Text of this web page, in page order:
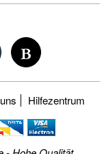
Hilfezentrum